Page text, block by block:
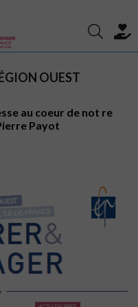
OUEST
au coeur de not re
Payot